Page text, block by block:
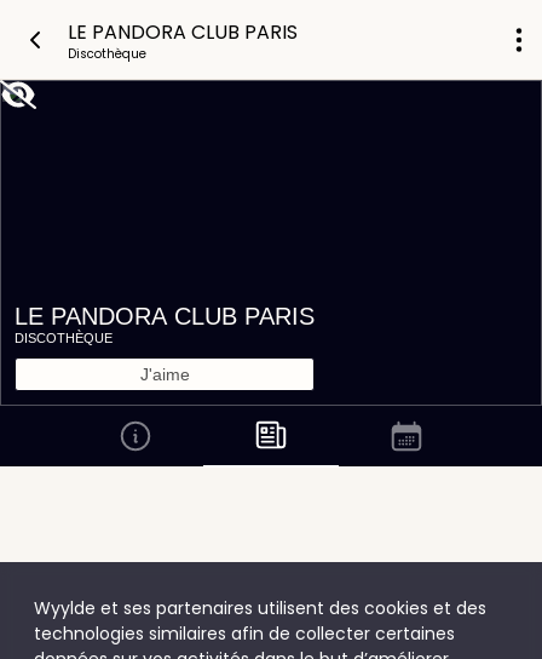
LE PANDORA CLUB PARIS
Discothèque
LE PANDORA CLUB PARIS
DISCOTHÈQUE
J'aime
Wyylde et ses partenaires utilisent des cookies et des
technologies similaires afin de collecter certaines